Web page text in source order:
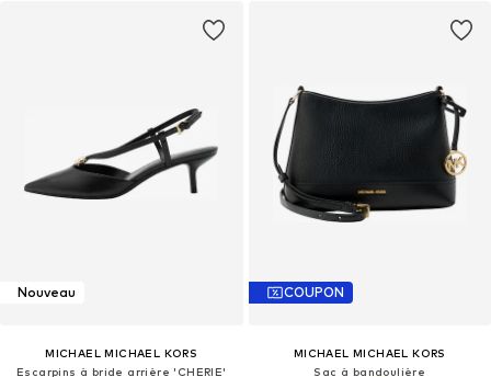
Nouveau
MICHAEL MICHAEL KORS
Escarpins à bride arrière 'CHERIE'
COUPON
MICHAEL MICHAEL KORS
Sac à bandoulière